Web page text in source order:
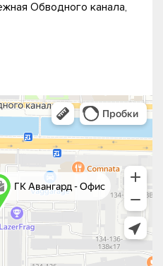
Обводного канала,